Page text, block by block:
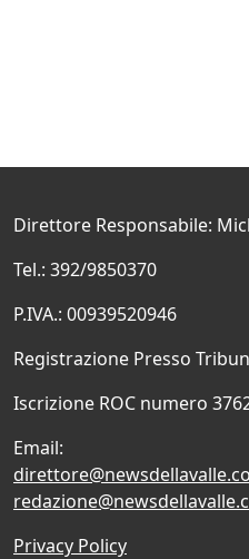
Direttore Responsabile:
Tel.: 392/9850370
P.IVA.: 00939520946
Registrazione Presso
Iscrizione ROC numero
Email:
Privacy Policy